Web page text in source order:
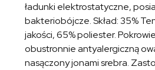
ładunki elektrostatyczne,
bakteriobójcze. Skład: 35%
jakości, 65% poliester.
obustronnie antyalergiczną
nasączony jonami srebra.